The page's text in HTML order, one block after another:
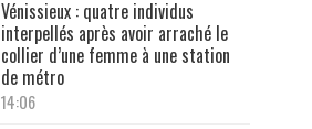
Vénissieux : quatre individus
interpellés après avoir arraché le
collier d’une femme à une station
de métro
14:06